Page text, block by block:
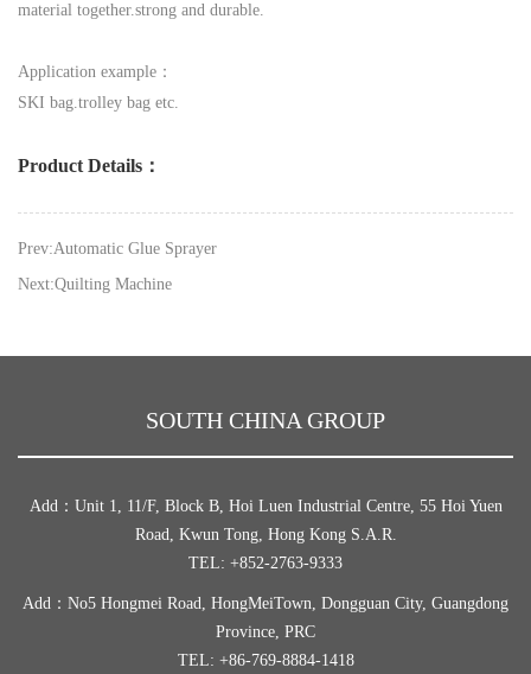
material together.strong and durable.
Application example：
SKI bag.trolley bag etc.
Product Details：
Prev:Automatic Glue Sprayer
Next:Quilting Machine
SOUTH CHINA GROUP
Add：Unit 1, 11/F, Block B, Hoi Luen Industrial Centre, 55 Hoi Yuen
Road, Kwun Tong, Hong Kong S.A.R.
TEL: +852-2763-9333
Add：No5 Hongmei Road, HongMeiTown, Dongguan City, Guangdong
Province, PRC
TEL: +86-769-8884-1418